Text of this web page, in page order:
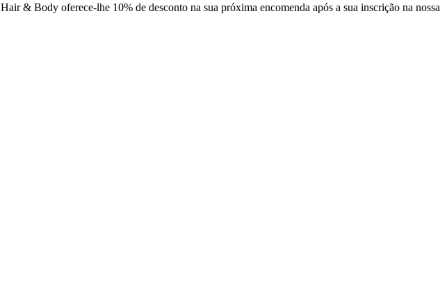
Hair & Body oferece-lhe 10% de desconto na sua próxima encomenda após a sua inscrição na nossa